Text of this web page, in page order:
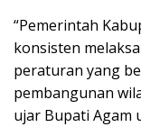
“Pemerintah
konsisten
peraturan yang
pembangunan
ujar Bupati Agam